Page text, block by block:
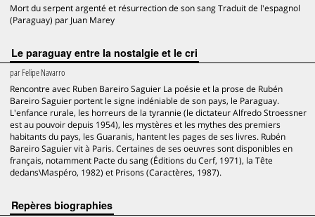
Mort du serpent argenté et résurrection de son sang Traduit de l'espagnol
(Paraguay) par Juan Marey
Le paraguay entre la nostalgie et le cri
parFelipe Navarro
Rencontre avec Ruben Bareiro Saguier La poésie et la prose de Rubén
Bareiro Saguier portent le signe indéniable de son pays, le Paraguay.
L'enfance rurale, les horreurs de la tyrannie (le dictateur Alfredo Stroessner
est au pouvoir depuis 1954), les mystères et les mythes des premiers
habitants du pays, les Guaranis, hantent les pages de ses livres. Rubén
Bareiro Saguier vit à Paris. Certaines de ses oeuvres sont disponibles en
français, notamment Pacte du sang (Éditions du Cerf, 1971), la Tête
dedans\Maspéro, 1982) et Prisons (Caractères, 1987).
Repères biographies